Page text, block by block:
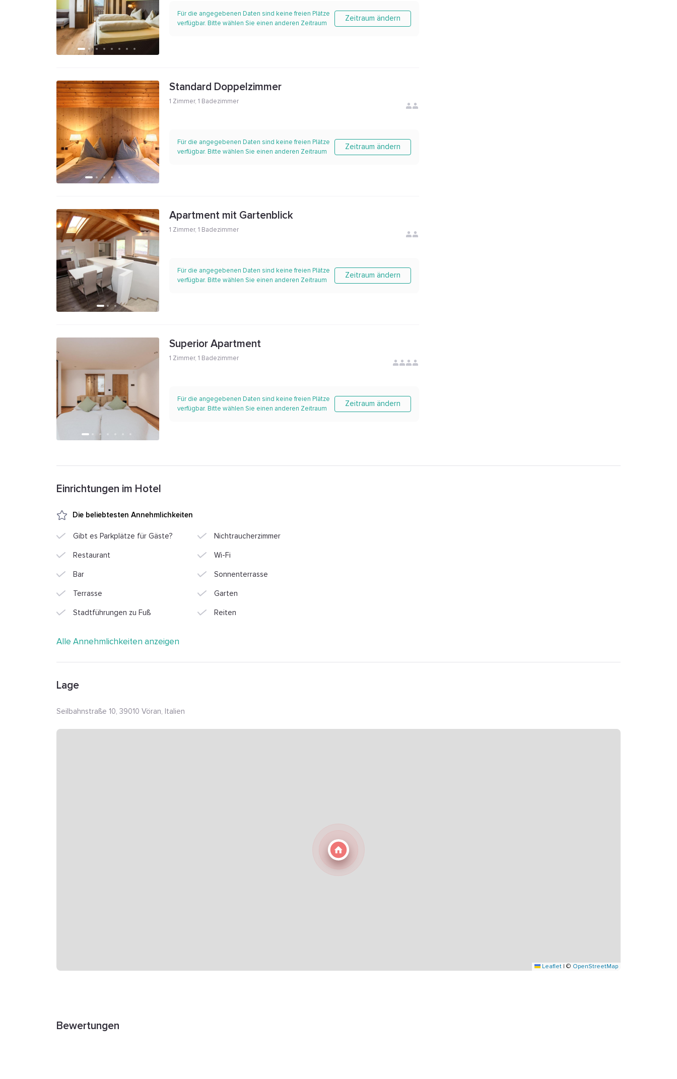
Für die angegebenen Daten sind keine freien Plätze
verfügbar. Bitte wählen Sie einen anderen Zeitraum
Zeitraum ändern
Standard Doppelzimmer
1 Zimmer, 1 Badezimmer
Für die angegebenen Daten sind keine freien Plätze
verfügbar. Bitte wählen Sie einen anderen Zeitraum
Zeitraum ändern
Apartment mit Gartenblick
1 Zimmer, 1 Badezimmer
Für die angegebenen Daten sind keine freien Plätze
verfügbar. Bitte wählen Sie einen anderen Zeitraum
Zeitraum ändern
Superior Apartment
1 Zimmer, 1 Badezimmer
Für die angegebenen Daten sind keine freien Plätze
verfügbar. Bitte wählen Sie einen anderen Zeitraum
Zeitraum ändern
Einrichtungen im Hotel
Die beliebtesten Annehmlichkeiten
Gibt es Parkplätze für Gäste? Nichtraucherzimmer
Restaurant Wi-Fi
Bar Sonnenterrasse
Terrasse Garten
Stadtführungen zu Fuß Reiten
Alle Annehmlichkeiten anzeigen
Lage
Seilbahnstraße 10, 39010 Vöran, Italien
Leaflet | © OpenStreetMap
Bewertungen